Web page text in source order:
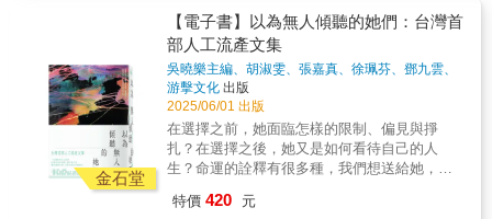
者專文與關鍵報告，分析罷免作為民主工具的
潛力與危機，以及這場大罷免浪潮對於台灣民
主發展的意義。第二部以深度人物報導，採訪
十二位基層行動者，特別聚焦第一線的人員，
如何走出生活現場，投入公民抗爭。第三部則
試圖為這一場台灣史無前例的公民運動，納入
當代文學創作者的觀察視野；特別邀請不同世
代作家從參與者的角度，為這場時代運動留下
一個客觀的見證。這是屬於我們這個時代的公
民課本，透過調查、採訪、還原、紀錄，呈現
糾纏的病態結構。每回探親，作者都能明顯感
覺家中狀況不斷在惡化，但父母卻選擇逃避；
父親既驕傲於作者的專業表現，卻也要求她不
能在報導中提到家裡的狀況與哥哥的病情。這
是父親作為家中權威對小女兒所下的封口令。
因為年紀也因為疫情，高齡父母再也無法照顧
患病多年的中年兒子，努力維持的假象終究還
是破碎了。二○二○年，當香港人因巨變而再度
大量外移，作者逆勢而為，帶著老弱病患的三
照，一個被困了近三十年的精神病兄長，以及
習的「教育虐待」。在這過程中，父親始終像
個局外人。 種種忽視與暴力，對她造成巨大的
傷害。她在校被霸凌，開始拒學、繭居，成年
後出現扭曲性癖，數次嘗試自殺。直到接觸
「代理家人」，即從長照到臨終送葬、遺物整
理皆一手包辦的服務，她決定，為了不再被黑
洞一樣的家拖垮一生，她要「拋棄母親」。 ▎
我不想再為了得到母親的認可而成為奴隸。 ▎
為了逃離父母，我們可以外包「贍養父母」的
工作， ▎不需要被世間的規則所困。 「到了這
金石堂
【電子書】以為無人傾聽的她們：台灣首
部人工流產文集
吳曉樂主編、胡淑雯、張嘉真、徐珮芬、鄧九雲、
陳宜倩、吳燕秋、梁秋虹、烏烏醫師
游擊文化 出版
2025/06/01 出版
在選擇之前，她面臨怎樣的限制、偏見與掙
扎？在選擇之後，她又是如何看待自己的人
生？命運的詮釋有很多種，我們想送給她，讓
數百萬女人共有的經驗，保守估計，台灣每年
特價 420 元